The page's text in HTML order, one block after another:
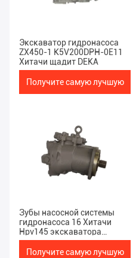
Экскаватор гидронасоса
ZX450-1 K5V200DPH-0E11
Хитачи щадит DEKA
Получите самую лучшую
Зубы насосной системы
гидронасоса 16 Хитачи
Hpv145 экскаватора
ZAX330-3
Получите самую лучшую